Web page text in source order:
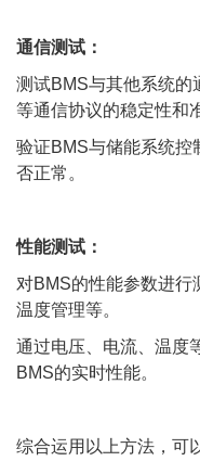
通信测试：
测试BMS与其他系统的
等通信协议的稳定性和
验证BMS与储能系统控
否正常。
性能测试：
对BMS的性能参数进行
温度管理等。
通过电压、电流、温度
BMS的实时性能。
综合运用以上方法，可